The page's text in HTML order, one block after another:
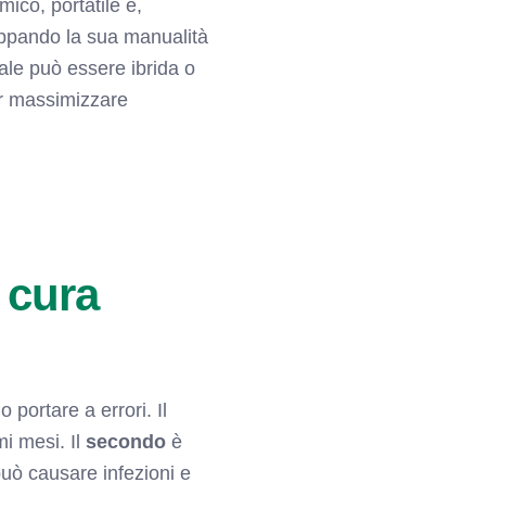
portatile e,
la sua manualità
può essere ibrida o
massimizzare
portare a errori. Il
mesi. Ilsecondo è
causare infezioni e